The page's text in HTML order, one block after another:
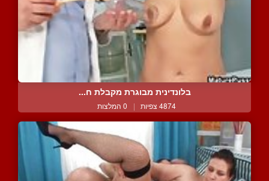
בלונדינית מבוגרת מקבלת ח...
4874 צפיות | 0 המלצות